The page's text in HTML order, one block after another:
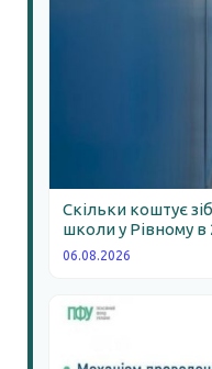
Скільки коштує
школи у Рівному в
06.08.2026